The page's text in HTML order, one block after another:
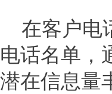
在客户电
电话名单，
潜在信息量